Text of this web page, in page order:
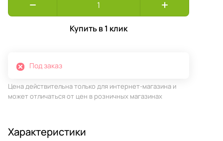
Купить в 1 клик
Под заказ
Цена действительна только для интернет-магазина и
может отличаться от цен в розничных магазинах
Характеристики